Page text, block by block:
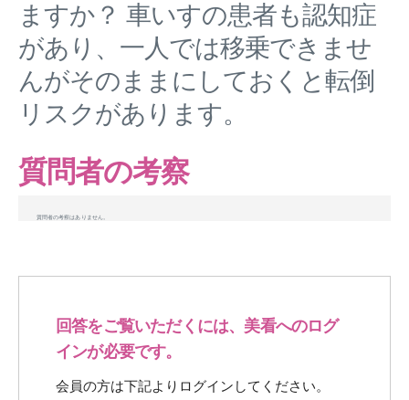
ますか？ 車いすの患者も認知症
があり、一人では移乗できませ
んがそのままにしておくと転倒
リスクがあります。
質問者の考察
質問者の考察はありません。
回答をご覧いただくには、美看へのログ
インが必要です。
会員の方は下記よりログインしてください。